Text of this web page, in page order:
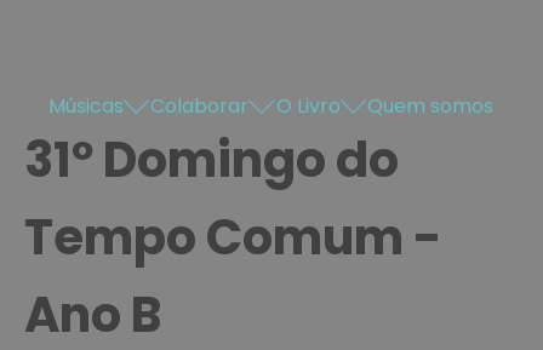
Músicas Colaborar O Livro Quem somos
31º Domingo do
Tempo Comum -
Ano B